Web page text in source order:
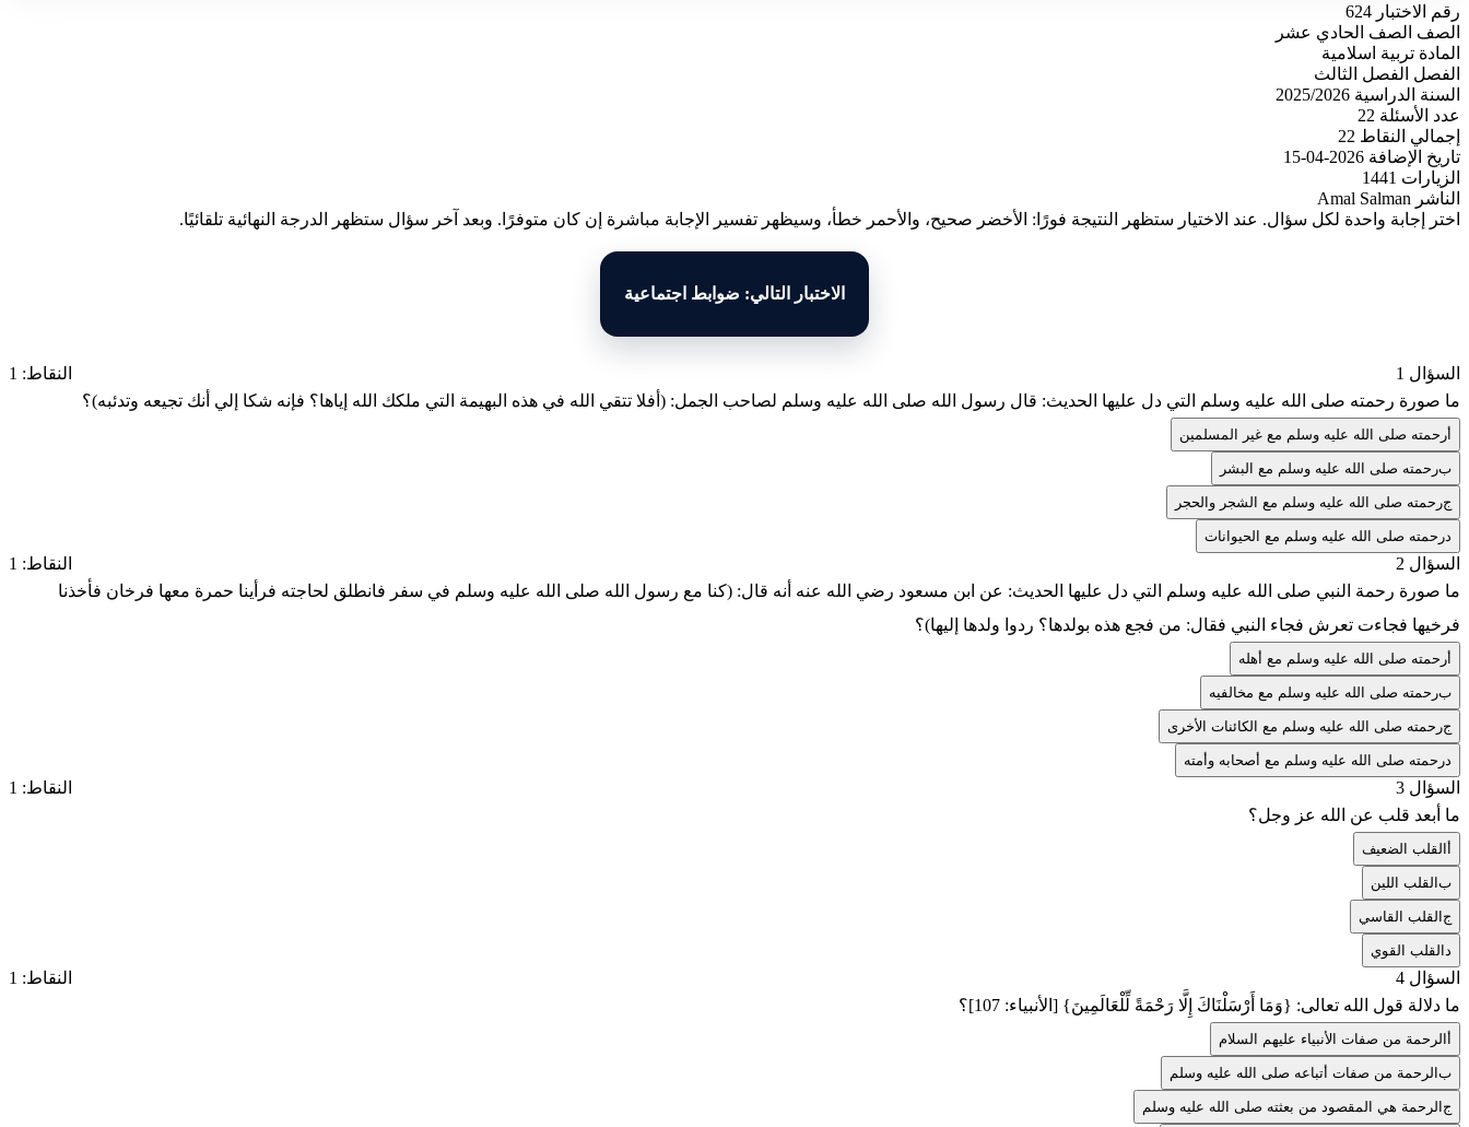
رقم الاختبار 624
الصف الصف الحادي عشر
المادة تربية اسلامية
الفصل الفصل الثالث
السنة الدراسية 2025/2026
عدد الأسئلة 22
إجمالي النقاط 22
تاريخ الإضافة 2026-04-15
الزيارات 1441
الناشر Amal Salman
اختر إجابة واحدة لكل سؤال. عند الاختيار ستظهر النتيجة فورًا: الأخضر صحيح، والأحمر خطأ، وسيظهر تفسير الإجابة مباشرة إن كان متوفرًا. وبعد آخر سؤال ستظهر الدرجة النهائية تلقائيًا.
الاختبار التالي: ضوابط اجتماعية
السؤال 1
النقاط: 1
ما صورة رحمته صلى الله عليه وسلم التي دل عليها الحديث: قال رسول الله صلى الله عليه وسلم لصاحب الجمل: (أفلا تتقي الله في هذه البهيمة التي ملكك الله إياها؟ فإنه شكا إلي أنك تجيعه وتدئبه)؟
أرحمته صلى الله عليه وسلم مع غير المسلمين
برحمته صلى الله عليه وسلم مع البشر
جرحمته صلى الله عليه وسلم مع الشجر والحجر
درحمته صلى الله عليه وسلم مع الحيوانات
السؤال 2
النقاط: 1
ما صورة رحمة النبي صلى الله عليه وسلم التي دل عليها الحديث: عن ابن مسعود رضي الله عنه أنه قال: (كنا مع رسول الله صلى الله عليه وسلم في سفر فانطلق لحاجته فرأينا حمرة معها فرخان فأخذنا
فرخيها فجاءت تعرش فجاء النبي فقال: من فجع هذه بولدها؟ ردوا ولدها إليها)؟
أرحمته صلى الله عليه وسلم مع أهله
برحمته صلى الله عليه وسلم مع مخالفيه
جرحمته صلى الله عليه وسلم مع الكائنات الأخرى
درحمته صلى الله عليه وسلم مع أصحابه وأمته
السؤال 3
النقاط: 1
ما أبعد قلب عن الله عز وجل؟
أ القلب الضعيف
ب القلب اللين
ج القلب القاسي
د القلب القوي
السؤال 4
النقاط: 1
ما دلالة قول الله تعالى: {وَمَا أَرْسَلْنَاكَ إِلَّا رَحْمَةً لِّلْعَالَمِينَ} [الأنبياء: 107]؟
أ الرحمة من صفات الأنبياء عليهم السلام
ب الرحمة من صفات أتباعه صلى الله عليه وسلم
ج الرحمة هي المقصود من بعثته صلى الله عليه وسلم